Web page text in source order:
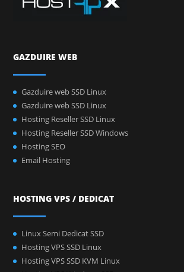
GAZDUIRE WEB
Gazduire web SSD Linux
Gazduire web SSD Linux
Hosting Reseller SSD Linux
Hosting Reseller SSD Windows
Hosting SEO
Email Hosting
HOSTING VPS / DEDICAT
Linux Semi Dedicat SSD
Hosting VPS SSD Linux
Hosting VPS SSD KVM Linux